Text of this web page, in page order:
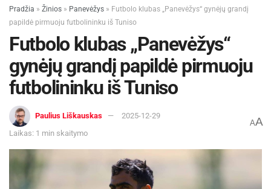
Pradžia » Žinios » Panevėžys » Futbolo klubas „Panevėžys“ gynėjų grandį
papildė pirmuoju futbolininku iš Tuniso
Futbolo klubas „Panevėžys“
gynėjų grandį papildė pirmuoju
futbolininku iš Tuniso
Paulius Liškauskas
2025-12-29
Laikas: 1 min skaitymo
AA